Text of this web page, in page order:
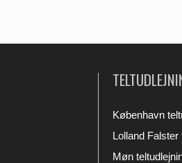
København
Lolland Falster
Møn